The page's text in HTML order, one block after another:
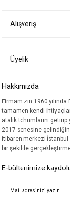
Ürün bilgilerinde
Bu ürüne benzer
Alışveriş
Üyelik
Hakkımızda
Firmamızın 1960
tamamen kendi
atalık tohumlarını
2017 senesine
itibaren merkezi İstanbul
bir şekilde
E-bültenimize